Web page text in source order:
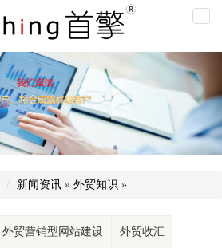
外
知
新闻资讯 » 外贸知识 »
外贸营销型网站建设 外贸收汇